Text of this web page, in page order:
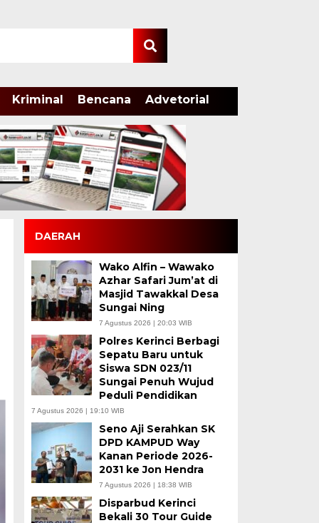
Kriminal Bencana Advetorial
DAERAH
Wako Alfin – Wawako
Azhar Safari Jum’at di
Masjid Tawakkal Desa
Sungai Ning
7 Agustus 2026 | 20:03 WIB
Polres Kerinci Berbagi
Sepatu Baru untuk
Siswa SDN 023/11
Sungai Penuh Wujud
Peduli Pendidikan
7 Agustus 2026 | 19:10 WIB
Seno Aji Serahkan SK
DPD KAMPUD Way
Kanan Periode 2026-
2031 ke Jon Hendra
7 Agustus 2026 | 18:38 WIB
Disparbud Kerinci
Bekali 30 Tour Guide